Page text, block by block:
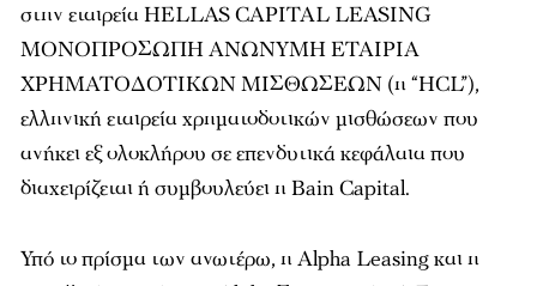
στην εταιρεία HELLAS CAPITAL LEASING
ΜΟΝΟΠΡΟΣΩΠΗ ΑΝΩΝΥΜH ΕΤΑΙΡΙΑ
ΧΡΗΜΑΤΟΔΟΤΙΚΩΝ ΜΙΣΘΩΣΕΩΝ (η “HCL”),
ελληνική εταιρεία χρηματοδοτικών μισθώσεων που
ανήκει εξ ολοκλήρου σε επενδυτικά κεφάλαια που
διαχειρίζεται ή συμβουλεύει η Bain Capital.
Υπό το πρίσμα των ανωτέρω, η Alpha Leasing και η